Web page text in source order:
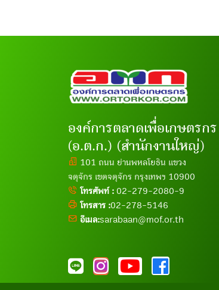
องค์การตลาดเพื่อเกษตรกร
(อ.ต.ก.) (สำนักงานใหญ่)
101 ถนน ย่านพหลโยธิน แขวง
จตุจักร เขตจตุจักร กรุงเทพฯ 10900
โทรศัพท์ : 02-279-2080-9
โทรสาร :02-278-5146
อีเมล:sarabaan@mof.or.th